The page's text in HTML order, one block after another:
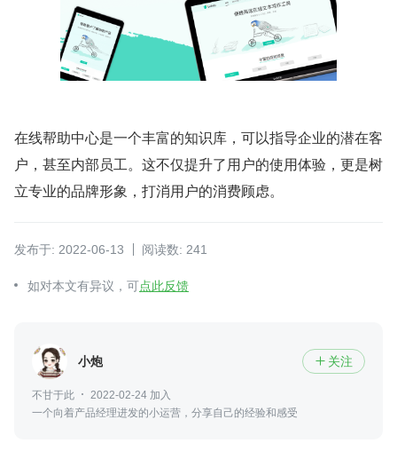
在线帮助中心是一个丰富的知识库，可以指导企业的潜在客
户，甚至内部员工。这不仅提升了用户的使用体验，更是树
立专业的品牌形象，打消用户的消费顾虑。
发布于: 2022-06-13 阅读数: 241
如对本文有异议，可点此反馈
小炮  关注
不甘于此
2022-02-24 加入
一个向着产品经理进发的小运营，分享自己的经验和感受